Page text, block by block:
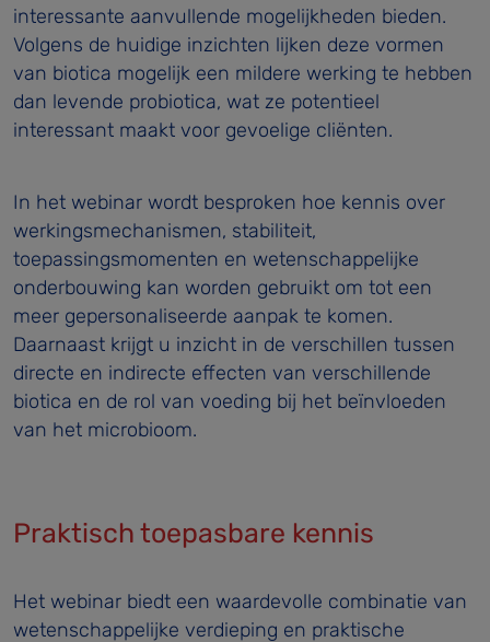
interessante aanvullende mogelijkheden bieden.
Volgens de huidige inzichten lijken deze vormen
van biotica mogelijk een mildere werking te hebben
dan levende probiotica, wat ze potentieel
interessant maakt voor gevoelige cliënten.
In het webinar wordt besproken hoe kennis over
werkingsmechanismen, stabiliteit,
toepassingsmomenten en wetenschappelijke
onderbouwing kan worden gebruikt om tot een
meer gepersonaliseerde aanpak te komen.
Daarnaast krijgt u inzicht in de verschillen tussen
directe en indirecte effecten van verschillende
biotica en de rol van voeding bij het beïnvloeden
van het microbioom.
Praktisch toepasbare kennis
Het webinar biedt een waardevolle combinatie van
wetenschappelijke verdieping en praktische